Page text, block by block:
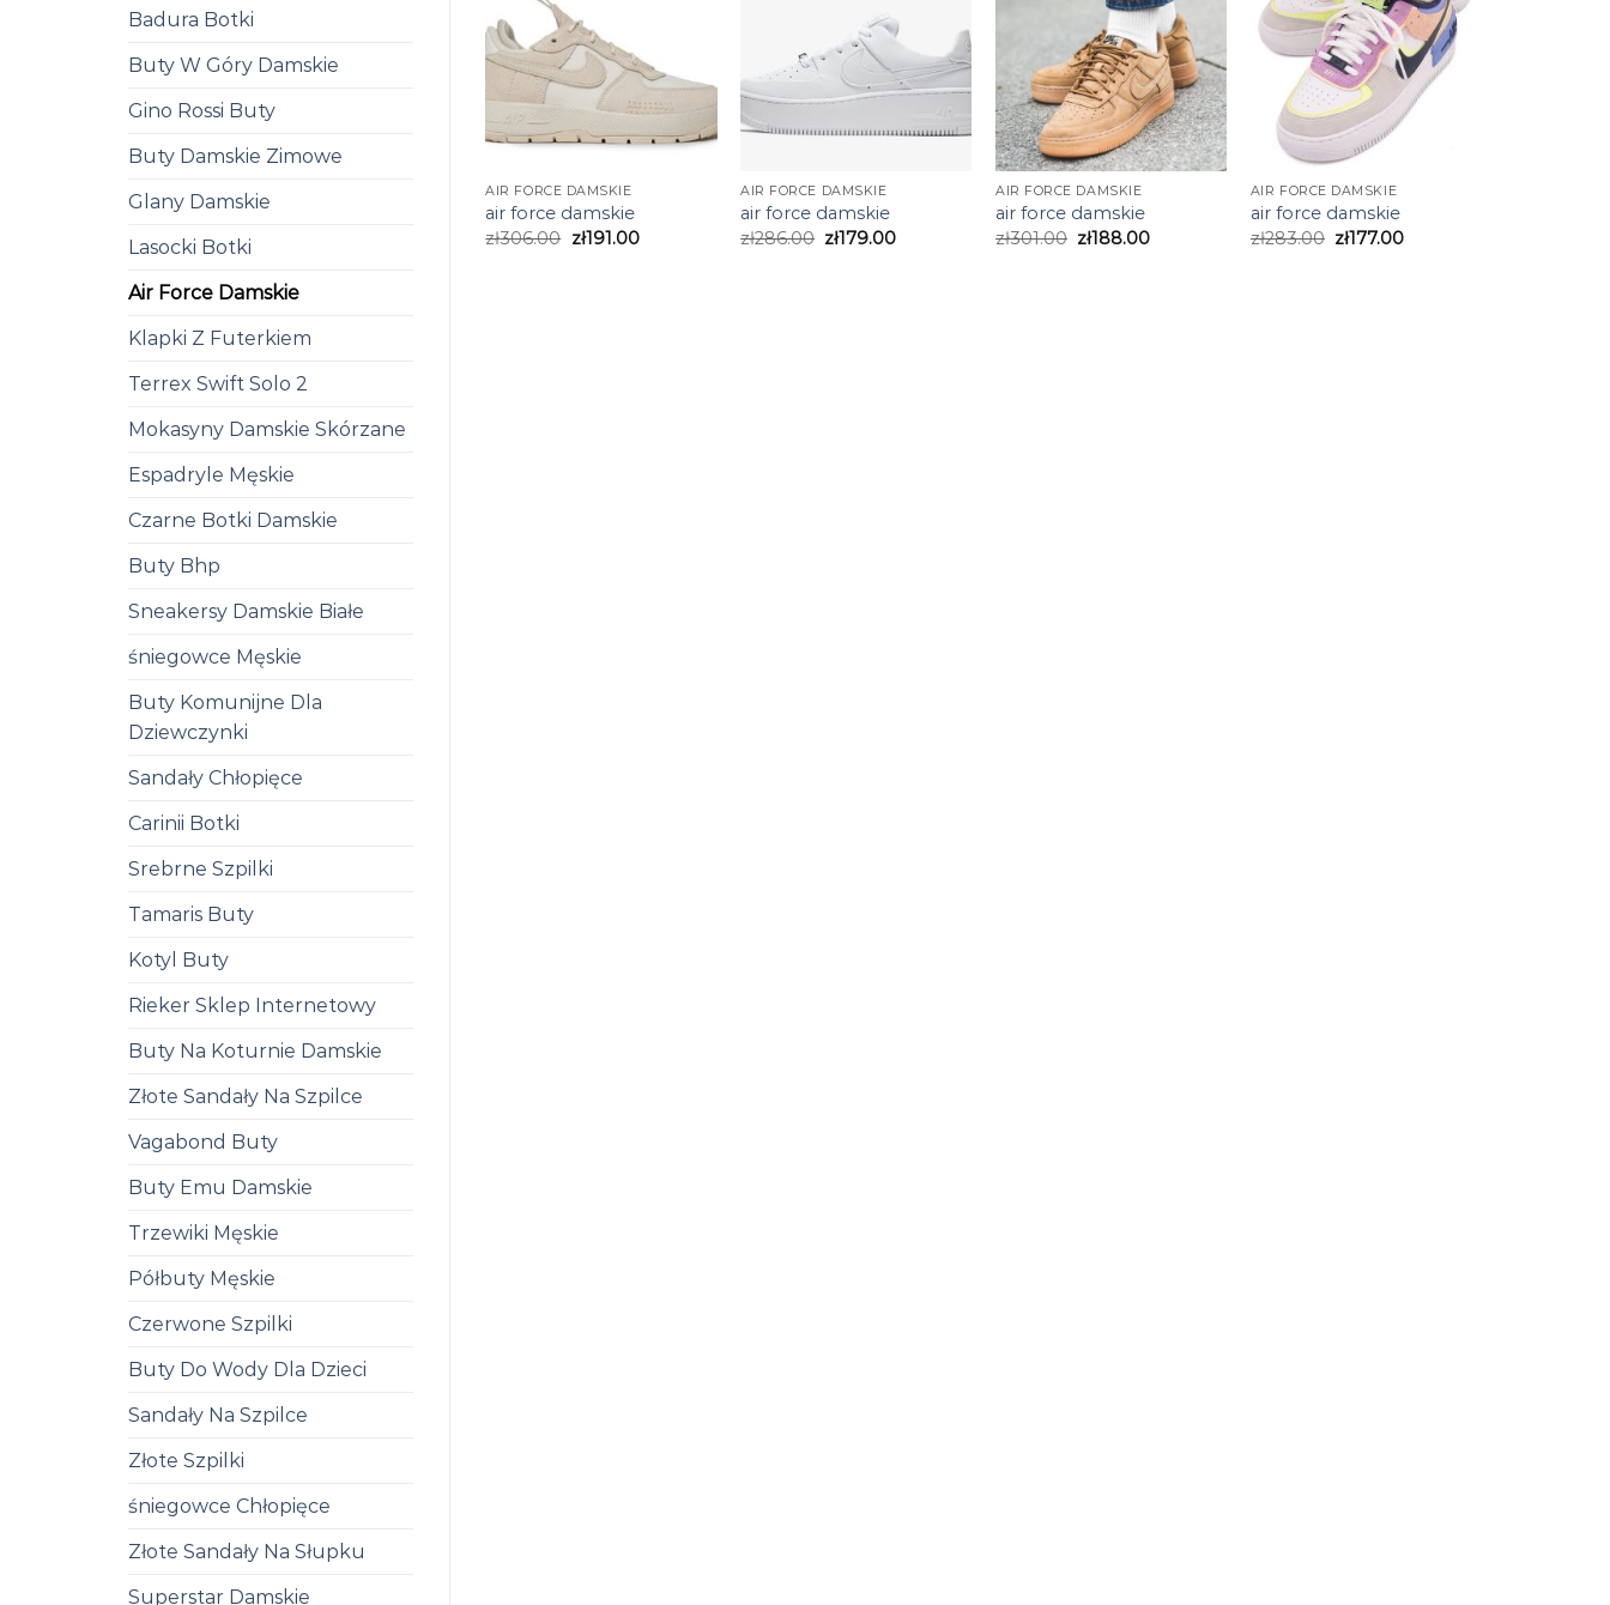
Badura Botki
Buty W Góry Damskie
Gino Rossi Buty
Buty Damskie Zimowe
Glany Damskie
Lasocki Botki
Air Force Damskie
Klapki Z Futerkiem
Terrex Swift Solo 2
Mokasyny Damskie Skórzane
Espadryle Męskie
Czarne Botki Damskie
Buty Bhp
Sneakersy Damskie Białe
śniegowce Męskie
Buty Komunijne Dla
Dziewczynki
Sandały Chłopięce
Carinii Botki
Srebrne Szpilki
Tamaris Buty
Kotyl Buty
Rieker Sklep Internetowy
Buty Na Koturnie Damskie
Złote Sandały Na Szpilce
Vagabond Buty
Buty Emu Damskie
Trzewiki Męskie
Półbuty Męskie
Czerwone Szpilki
Buty Do Wody Dla Dzieci
Sandały Na Szpilce
Złote Szpilki
śniegowce Chłopięce
Złote Sandały Na Słupku
Superstar Damskie
AIR FORCE DAMSKIE
air force damskie
zł306.00 zł191.00
AIR FORCE DAMSKIE
air force damskie
zł286.00 zł179.00
AIR FORCE DAMSKIE
air force damskie
zł301.00 zł188.00
AIR FORCE DAMSKIE
air force damskie
zł283.00 zł177.00